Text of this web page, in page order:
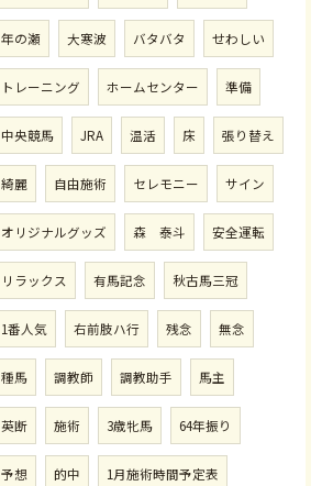
年の瀬 大寒波 バタバタ せわしい
トレーニング ホームセンター 準備
中央競馬 JRA 温活 床 張り替え
綺麗 自由施術 セレモニー サイン
オリジナルグッズ 森 泰斗 安全運転
リラックス 有馬記念 秋古馬三冠
1番人気 右前肢ハ行 残念 無念
種馬 調教師 調教助手 馬主
英断 施術 3歳牝馬 64年振り
予想 的中 1月施術時間予定表